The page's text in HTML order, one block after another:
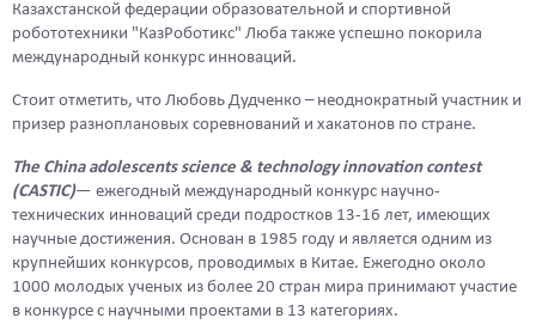
Казахстанской федерации образовательной и спортивной
робототехники "КазРоботикс" Люба также успешно покорила
международный конкурс инноваций.
Стоит отметить, что Любовь Дудченко – неоднократный участник и
призер разноплановых соревнований и хакатонов по стране.
The China adolescents science & technology innovation contest
(CASTIC)— ежегодный международный конкурс научно-
технических инноваций среди подростков 13-16 лет, имеющих
научные достижения. Основан в 1985 году и является одним из
крупнейших конкурсов, проводимых в Китае. Ежегодно около
1000 молодых ученых из более 20 стран мира принимают участие
в конкурсе с научными проектами в 13 категориях.